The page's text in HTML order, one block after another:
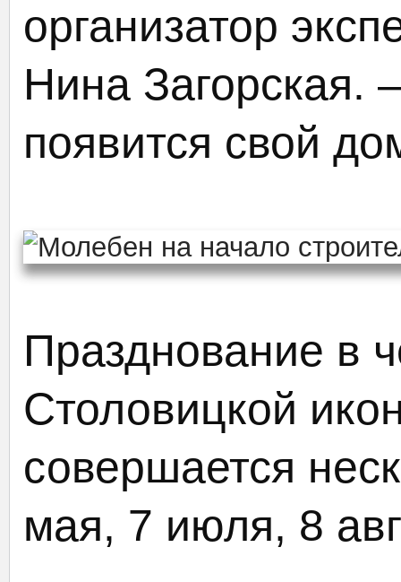
организатор
Нина Загорская.
появится свой
Празднование в
Столовицкой
совершается
мая, 7 июля, 8